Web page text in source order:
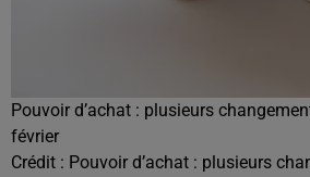
Pouvoir d’achat : plusieurs
février
Crédit : Pouvoir d’achat : plusieurs